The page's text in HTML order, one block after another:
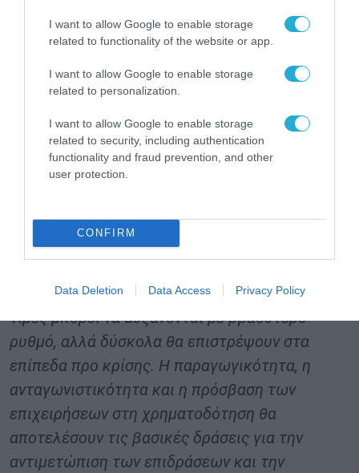
I want to allow Google to enable storage
related to functionality of the website or app.
I want to allow Google to enable storage
related to personalization.
I want to allow Google to enable storage
related to security, including authentication
functionality and fraud prevention, and other
user protection.
CONFIRM
Data Deletion Data Access Privacy Policy
Δήλωση προέδρου Ε.Β.Ε.Π. Βασίλη Κορκίδη
«Παρά τις δυσκολίες, η ελληνική οικονομία
εμφανίζει αντοχές. Ωστόσο, για την
αντιμετώπιση του πληθωρισμού δεν αρκεί η
αντοχή από μόνη της. Το ζητούμενο είναι η
ενίσχυση του πραγματικού διαθέσιμου
εισοδήματος των πολιτών, η μείωση της
για τις επιχειρήσεις. Για την οικονομία και την
αγορά, η επόμενη περίοδος θα κριθεί από την
προσαρμοστούν σε ένα περιβάλλον, όπου οι
τιμές μπορεί να αυξάνονται με βραδύτερο
ρυθμό, αλλά δύσκολα θα επιστρέψουν στα
επίπεδα προ κρίσης. Η παραγωγικότητα, η
ανταγωνιστικότητα και η πρόσβαση των
επιχειρήσεων στη χρηματοδότηση θα
αποτελέσουν τις βασικές δράσεις για την
αντιμετώπιση των επιδράσεων και την